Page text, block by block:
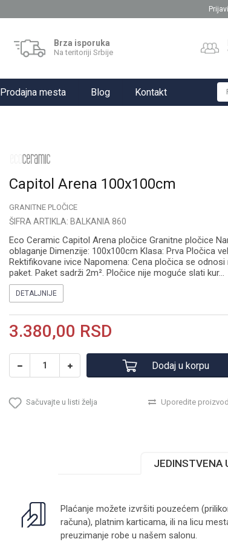
Brza isporuka
Na teritoriji Srbije
Prodajna mesta Blog Kontakt
Capitol Arena 100x100cm
GRANITNE PLOČICE
ŠIFRA ARTIKLA: BALKANIA 860
Eco Ceramic Capitol Arena pločice Granitne pločice
oblaganje Dimenzije: 100x100cm Klasa: Prva Pločica
Rektifikovane ivice Napomena: Cena pločica se
paket. Paket sadrži 2m². Pločice nije moguće slati kur...
DETALJNIJE
3.380,00 RSD
Dodaj u korpu
Sačuvajte u listi želja Uporedite proizvod
JEDINSTVENA
Plaćanje možete izvršiti pouzećem
računa), platnim karticama, ili na licu
preuzimanje robe u našem salonu.